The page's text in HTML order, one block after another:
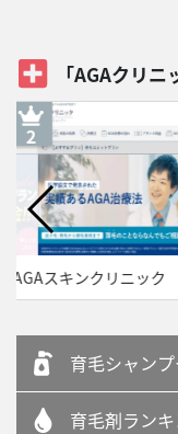
「AGAクリ
湘南美容クリニック
育毛シャン
育毛剤ラン